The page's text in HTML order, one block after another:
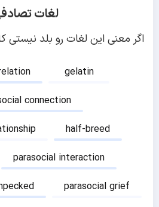
لغات
اگر معنی این لغات رو بلد نیستی
gelatin
connection
half-breed
parasocial interaction
parasocial grief